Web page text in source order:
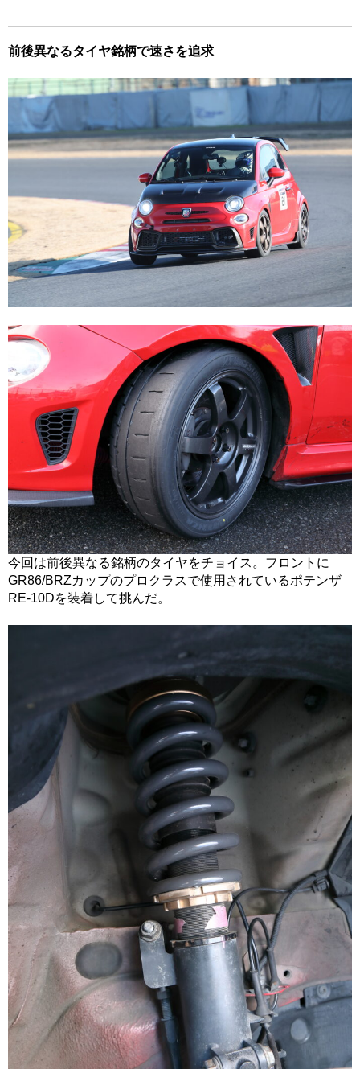
前後異なるタイヤ銘柄で速さを追求
今回は前後異なる銘柄のタイヤをチョイス。フロントに
GR86/BRZカップのプロクラスで使用されているポテンザ
RE-10Dを装着して挑んだ。